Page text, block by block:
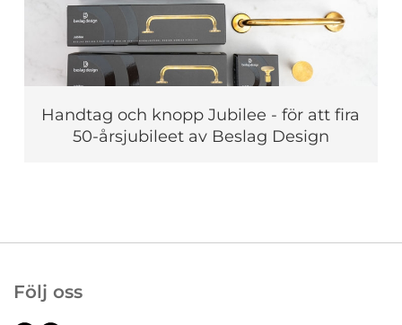
Handtag och knopp Jubilee - för att fira
50-årsjubileet av Beslag Design
Följ oss